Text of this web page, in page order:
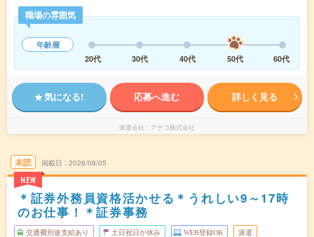
職場の雰囲気
年齢層
20代
30代 40代 50代 60代
気になる! 応募へ進む 詳しく見る
派遣会社 アデコ株式会社
未読
NEW
掲載日 2026/08/05
＊証券外務員資格活かせる＊うれしい9～17時
のお仕事！＊証券事務
交通費別途支給あり 土日祝日が休み WEB登録OK 派遣